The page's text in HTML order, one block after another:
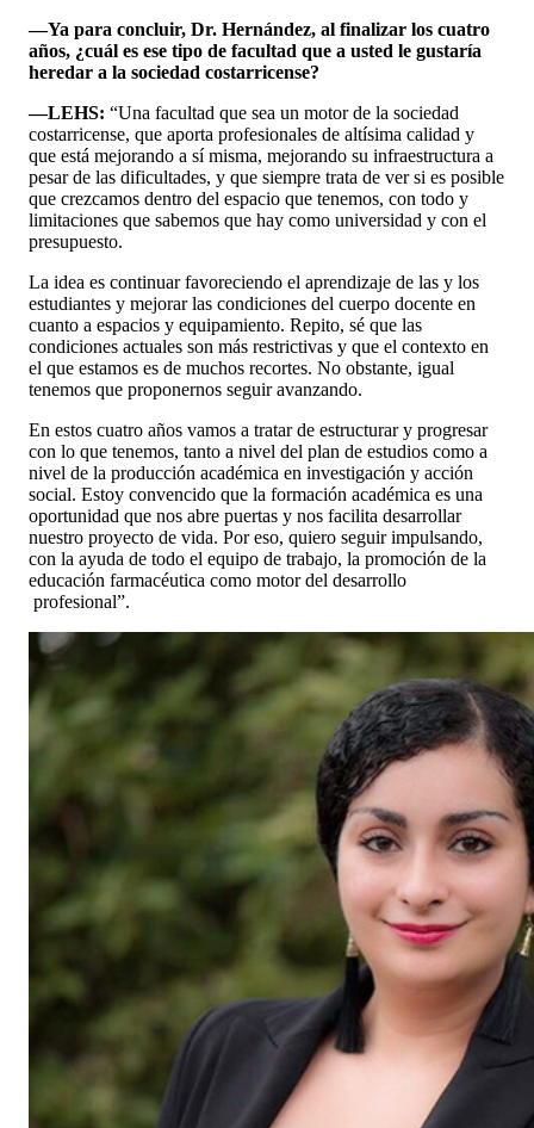
—Ya para concluir, Dr. Hernández, al finalizar los cuatro
años, ¿cuál es ese tipo de facultad que a usted le gustaría
heredar a la sociedad costarricense?
—LEHS: “Una facultad que sea un motor de la sociedad
costarricense, que aporta profesionales de altísima calidad y
que está mejorando a sí misma, mejorando su infraestructura a
pesar de las dificultades, y que siempre trata de ver si es posible
que crezcamos dentro del espacio que tenemos, con todo y
limitaciones que sabemos que hay como universidad y con el
presupuesto.
La idea es continuar favoreciendo el aprendizaje de las y los
estudiantes y mejorar las condiciones del cuerpo docente en
cuanto a espacios y equipamiento. Repito, sé que las
condiciones actuales son más restrictivas y que el contexto en
el que estamos es de muchos recortes. No obstante, igual
tenemos que proponernos seguir avanzando.
En estos cuatro años vamos a tratar de estructurar y progresar
con lo que tenemos, tanto a nivel del plan de estudios como a
nivel de la producción académica en investigación y acción
social. Estoy convencido que la formación académica es una
oportunidad que nos abre puertas y nos facilita desarrollar
nuestro proyecto de vida. Por eso, quiero seguir impulsando,
con la ayuda de todo el equipo de trabajo, la promoción de la
educación farmacéutica como motor del desarrollo
profesional”.